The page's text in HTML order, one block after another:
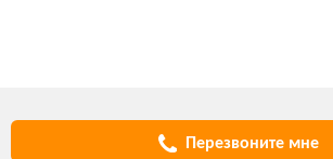
Перезвоните мне